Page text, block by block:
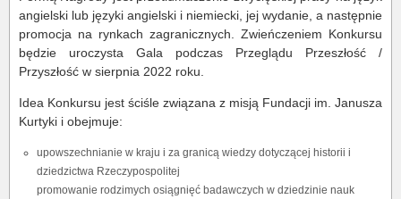
angielski lub języki angielski i niemiecki, jej wydanie, a następnie
promocja na rynkach zagranicznych. Zwieńczeniem Konkursu
będzie uroczysta Gala podczas Przeglądu Przeszłość /
Przyszłość w sierpnia 2022 roku.
Idea Konkursu jest ściśle związana z misją Fundacji im. Janusza
Kurtyki i obejmuje:
upowszechnianie w kraju i za granicą wiedzy dotyczącej historii i
dziedzictwa Rzeczypospolitej
promowanie rodzimych osiągnięć badawczych w dziedzinie nauk